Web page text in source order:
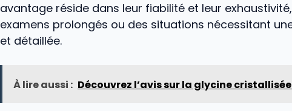
avantage réside dans leur fiabilité et leur
examens prolongés ou des situations nécessitant
et détaillée.
À lire aussi : Découvrez l’avis sur la glycine